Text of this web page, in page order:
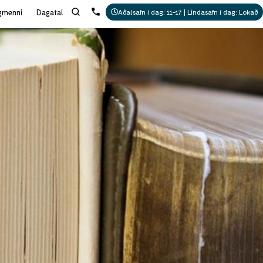
Dagatal Aðalsafn í dag: 11-17 | Lindasafn í dag: Lokað